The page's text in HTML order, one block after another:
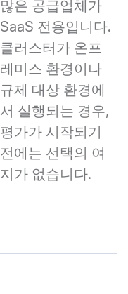
많은 공급업체가
SaaS 전용입니다.
클러스터가 온프
레미스 환경이나
규제 대상 환경에
서 실행되는 경우,
평가가 시작되기
전에는 선택의 여
지가 없습니다.